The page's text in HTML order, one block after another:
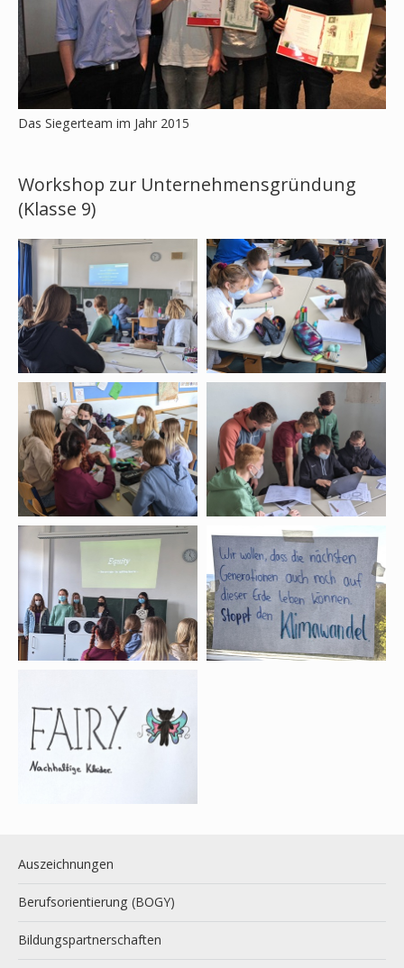
Das Siegerteam im Jahr 2015
Workshop zur Unternehmensgründung
(Klasse 9)
Auszeichnungen
Berufsorientierung (BOGY)
Bildungspartnerschaften